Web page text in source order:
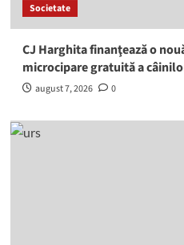
Societate
CJ Harghita finanţează o
microcipare gratuită a
august 7, 2026 0